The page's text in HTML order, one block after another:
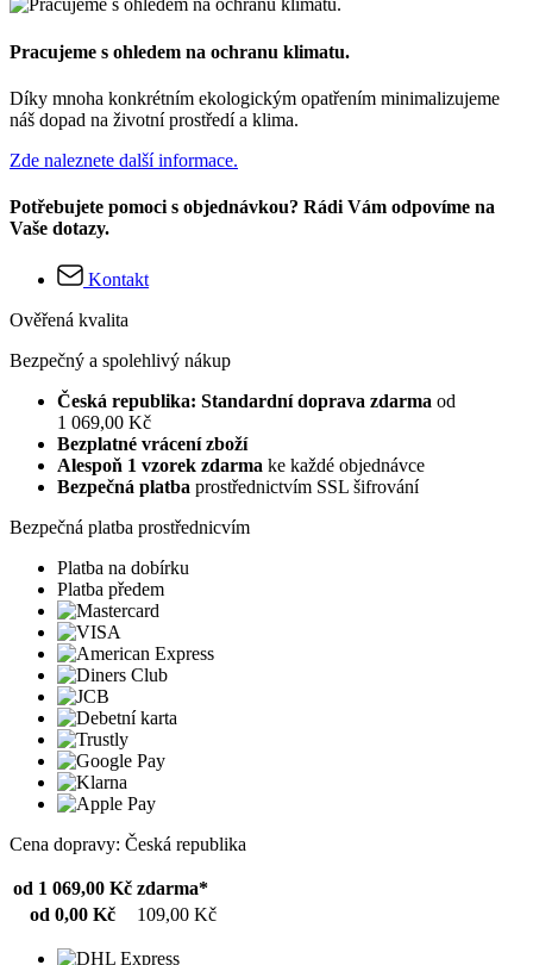
Pracujeme s ohledem na ochranu klimatu.
Díky mnoha konkrétním ekologickým opatřením minimalizujeme
náš dopad na životní prostředí a klima.
Zde naleznete další informace.
Potřebujete pomoci s objednávkou? Rádi Vám odpovíme na
Vaše dotazy.
Kontakt
Ověřená kvalita
Bezpečný a spolehlivý nákup
Česká republika: Standardní doprava zdarma od
1 069,00 Kč
Bezplatné vrácení zboží
Alespoň 1 vzorek zdarma ke každé objednávce
Bezpečná platba prostřednictvím SSL šifrování
Bezpečná platba prostřednicvím
Platba na dobírku
Platba předem
Cena dopravy: Česká republika
od 1 069,00 Kč zdarma*
od 0,00 Kč
109,00 Kč